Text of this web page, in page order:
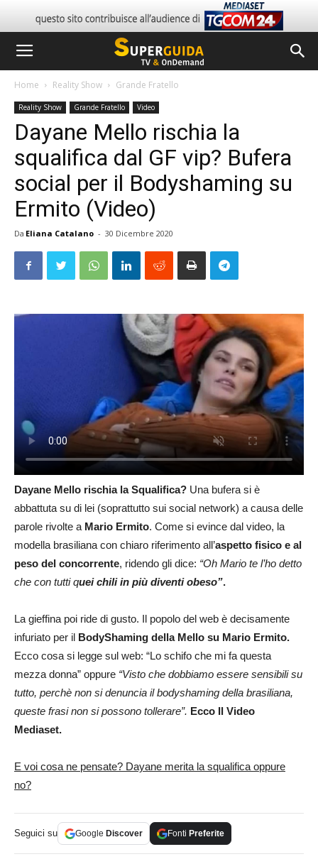
Home Reality Show Grande Fratello
Reality Show Grande Fratello Video
Dayane Mello rischia la
squalifica dal GF vip? Bufera
social per il Bodyshaming su
Ermito (Video)
Da Eliana Catalano - 30 Dicembre 2020
Dayane Mello rischia la Squalifica? Una bufera si è
abbattuta su di lei (soprattutto sui social network) a causa delle
parole rivolte aMario Ermito. Come si evince dal video, la
modella brasiliana con chiaro riferimento all’aspetto fisico e al
peso del concorrente, ridendo gli dice: “Oh Mario te l’ho detto
che con tutti quei chili in più diventi obeso”.
La gieffina poi ride di gusto. Il popolo del web è decisamente
infuriato per il BodyShaming della Mello su Mario Ermito.
Ecco cosa si legge sul web: “Lo schifo che mi fa questa
mezza donna” oppure “Visto che dobbiamo essere sensibili su
tutto, perchè non si denuncia il bodyshaming della brasiliana,
queste frasi non si possono tollerare”. Ecco Il Video
Mediaset.
E voi cosa ne pensate? Dayane merita la squalifica oppure
no?
Seguici su Google Discover Fonti Preferite